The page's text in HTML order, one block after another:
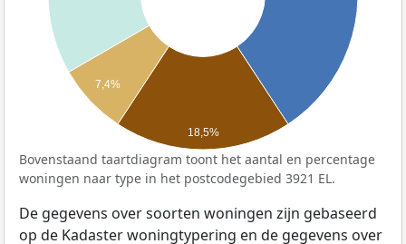
7,4%
18,5%
Bovenstaand taartdiagram toont het aantal en percentage
woningen naar type in het postcodegebied 3921 EL.
De gegevens over soorten woningen zijn gebaseerd
op de Kadaster woningtypering en de gegevens over